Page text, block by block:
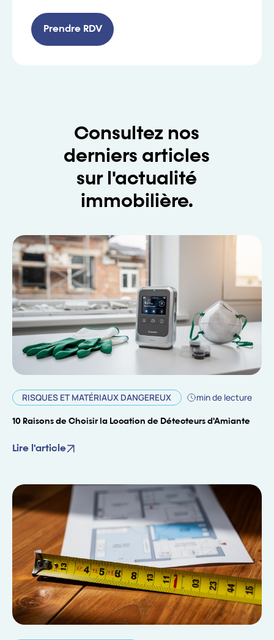
Prendre RDV
Consultez nos
derniers articles
sur l'actualité
immobilière.
RISQUES ET MATÉRIAUX DANGEREUX min de lecture
10 Raisons de Choisir la Location de Détecteurs d'Amiante
Lire l'article